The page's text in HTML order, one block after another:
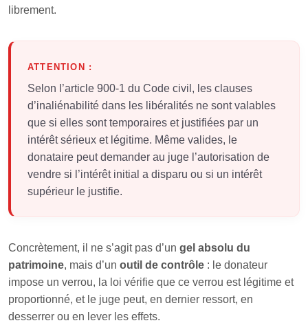
librement.
ATTENTION :
Selon l’article 900-1 du Code civil, les clauses
d’inaliénabilité dans les libéralités ne sont valables
que si elles sont temporaires et justifiées par un
intérêt sérieux et légitime. Même valides, le
donataire peut demander au juge l’autorisation de
vendre si l’intérêt initial a disparu ou si un intérêt
supérieur le justifie.
Concrètement, il ne s’agit pas d’un gel absolu du
patrimoine, mais d’un outil de contrôle : le donateur
impose un verrou, la loi vérifie que ce verrou est légitime et
proportionné, et le juge peut, en dernier ressort, en
desserrer ou en lever les effets.